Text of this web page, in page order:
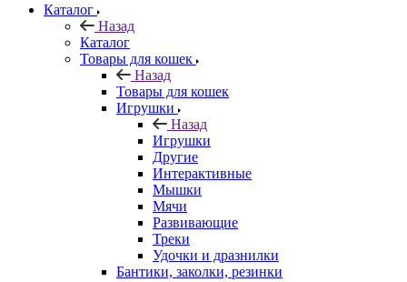
Каталог
Назад
Каталог
Товары для кошек
Назад
Товары для кошек
Игрушки
Назад
Игрушки
Другие
Интерактивные
Мышки
Мячи
Развивающие
Треки
Удочки и дразнилки
Бантики, заколки, резинки